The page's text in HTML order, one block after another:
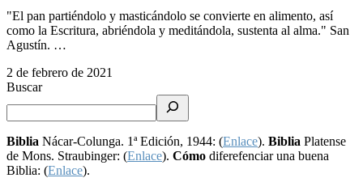
"El pan partiéndolo y masticándolo se convierte en alimento, así
como la Escritura, abriéndola y meditándola, sustenta al alma." San
Agustín. …
2 de febrero de 2021
Buscar
Biblia Nácar-Colunga. 1ª Edición, 1944: (Enlace). Biblia Platense
de Mons. Straubinger: (Enlace). Cómo diferefenciar una buena
Biblia: (Enlace).